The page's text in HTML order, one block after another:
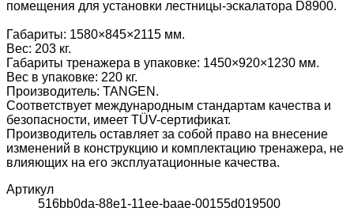
помещения для установки лестницы-эскалатора D8900.
Габариты: 1580×845×2115 мм.
Вес: 203 кг.
Габариты тренажера в упаковке: 1450×920×1230 мм.
Вес в упаковке: 220 кг.
Производитель: TANGEN.
Соответствует международным стандартам качества и
безопасности, имеет TÜV-сертификат.
Производитель оставляет за собой право на внесение
изменений в конструкцию и комплектацию тренажера, не
влияющих на его эксплуатационные качества.
Артикул
516bb0da-88e1-11ee-baae-00155d019500